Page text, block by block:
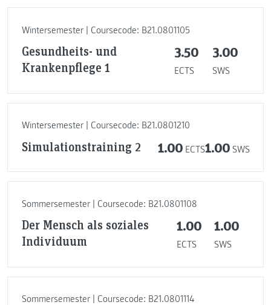
Wintersemester | Coursecode: B21.0801105
Gesundheits- und
Krankenpflege 1
3.50
ECTS
3.00
SWS
Wintersemester | Coursecode: B21.0801210
Simulationstraining 2 1.00 ECTS1.00 SWS
Sommersemester | Coursecode: B21.0801108
Der Mensch als soziales
Individuum
1.00
ECTS
1.00
SWS
Sommersemester | Coursecode: B21.0801114